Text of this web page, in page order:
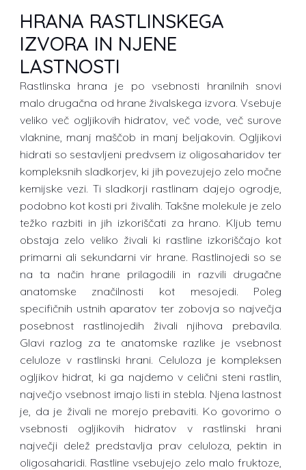
HRANA RASTLINSKEGA
IZVORA IN NJENE
LASTNOSTI
Rastlinska hrana je po vsebnosti hranilnih snovi
malo drugačna od hrane živalskega izvora. Vsebuje
veliko več ogljikovih hidratov, več vode, več surove
vlaknine, manj maščob in manj beljakovin. Ogljikovi
hidrati so sestavljeni predvsem iz oligosaharidov ter
kompleksnih sladkorjev, ki jih povezujejo zelo močne
kemijske vezi. Ti sladkorji rastlinam dajejo ogrodje,
podobno kot kosti pri živalih. Takšne molekule je zelo
težko razbiti in jih izkoriščati za hrano. Kljub temu
obstaja zelo veliko živali ki rastline izkoriščajo kot
primarni ali sekundarni vir hrane. Rastlinojedi so se
na ta način hrane prilagodili in razvili drugačne
anatomske značilnosti kot mesojedi. Poleg
specifičnih ustnih aparatov ter zobovja so največja
posebnost rastlinojedih živali njihova prebavila.
Glavi razlog za te anatomske razlike je vsebnost
celuloze v rastlinski hrani. Celuloza je kompleksen
ogljikov hidrat, ki ga najdemo v celični steni rastlin,
največjo vsebnost imajo listi in stebla. Njena lastnost
je, da je živali ne morejo prebaviti. Ko govorimo o
vsebnosti ogljikovih hidratov v rastlinski hrani
največji delež predstavlja prav celuloza, pektin in
oligosaharidi. Rastline vsebujejo zelo malo fruktoze,